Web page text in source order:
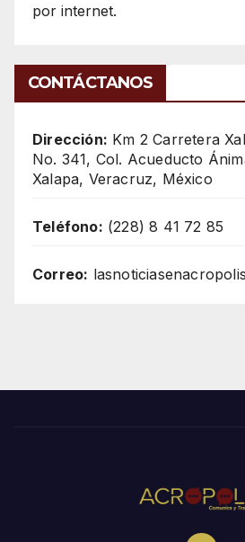
por internet.
CONTÁCTANOS
Dirección: Km 2 Carretera
No. 341, Col. Acueducto
Xalapa, Veracruz, México
Teléfono: (228) 8 41 72 85
Correo: